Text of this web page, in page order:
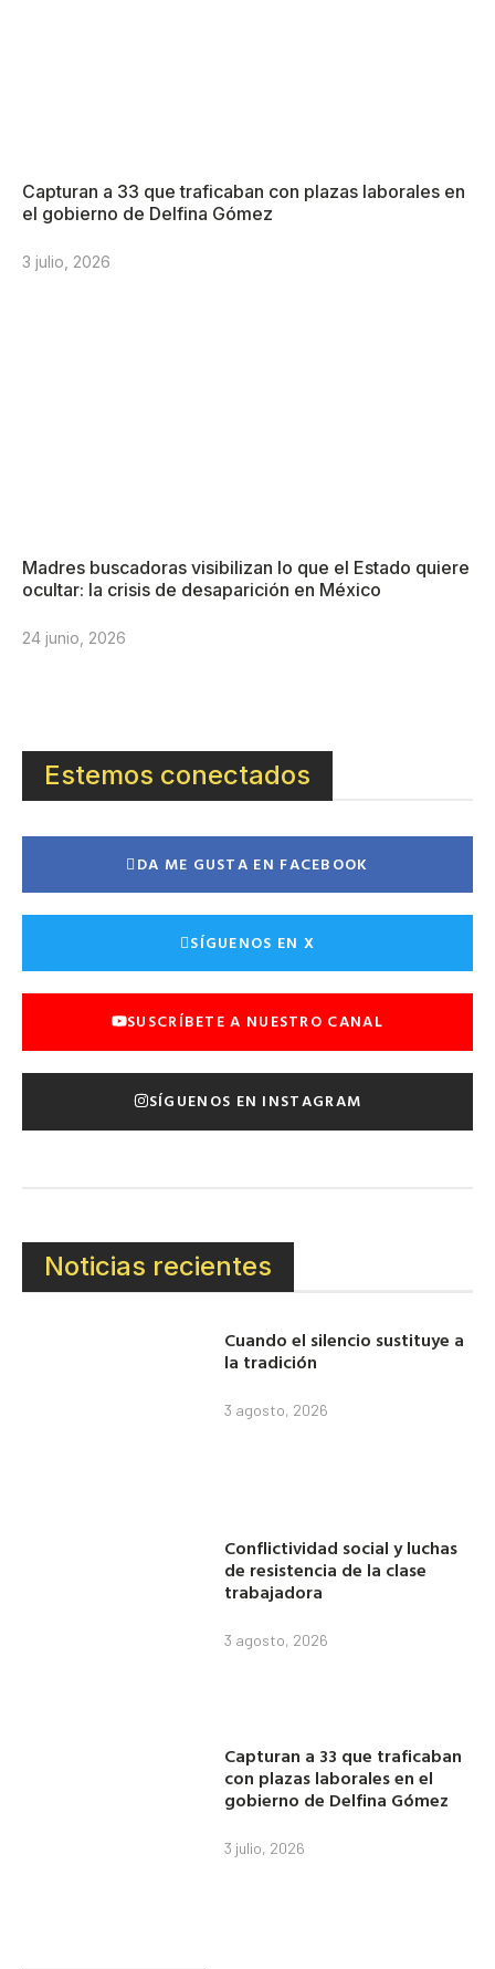
Capturan a 33 que traficaban con plazas laborales en
el gobierno de Delfina Gómez
3 julio, 2026
Madres buscadoras visibilizan lo que el Estado quiere
ocultar: la crisis de desaparición en México
24 junio, 2026
Estemos conectados
DA ME GUSTA EN FACEBOOK
SÍGUENOS EN X
SUSCRÍBETE A NUESTRO CANAL
SÍGUENOS EN INSTAGRAM
Noticias recientes
Cuando el silencio sustituye a
la tradición
3 agosto, 2026
Conflictividad social y luchas
de resistencia de la clase
trabajadora
3 agosto, 2026
Capturan a 33 que traficaban
con plazas laborales en el
gobierno de Delfina Gómez
3 julio, 2026